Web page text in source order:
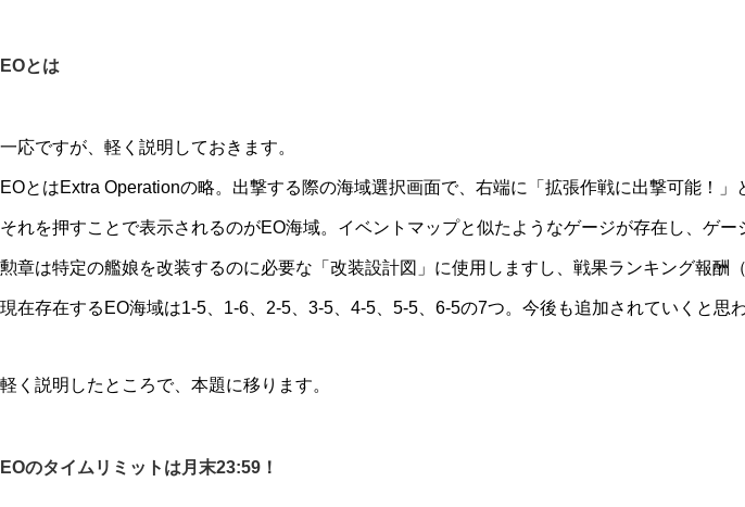
EOとは
一応ですが、軽く説明しておきます。
EOとはExtra Operationの略。出撃する際の海域選択画面で、右端に「拡張作戦に出撃可能！」
それを押すことで表示されるのがEO海域。イベントマップと似たようなゲージが存在し、ゲ
勲章は特定の艦娘を改装するのに必要な「改装設計図」に使用しますし、戦果ランキング報酬
現在存在するEO海域は1-5、1-6、2-5、3-5、4-5、5-5、6-5の7つ。今後も追加されていくと思わ
軽く説明したところで、本題に移ります。
EOのタイムリミットは月末23:59！